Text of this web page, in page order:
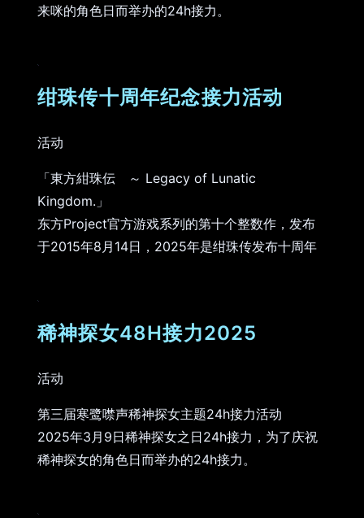
来咪的角色日而举办的24h接力。
绀珠传十周年纪念接力活动
活动
「東方紺珠伝 ～ Legacy of Lunatic
Kingdom.」
东方Project官方游戏系列的第十个整数作，发布
于2015年8月14日，2025年是绀珠传发布十周年
稀神探女48H接力2025
活动
第三届寒鹭噤声稀神探女主题24h接力活动
2025年3月9日稀神探女之日24h接力，为了庆祝
稀神探女的角色日而举办的24h接力。